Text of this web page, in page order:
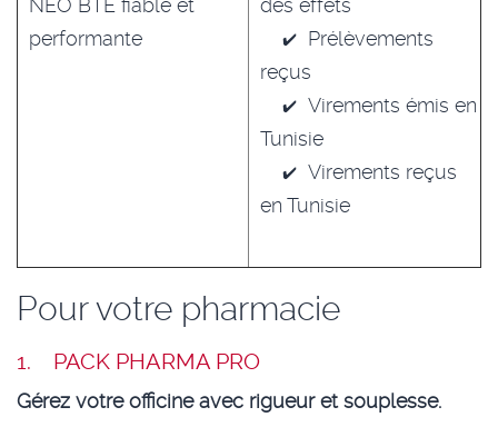
NEO BTE fiable et
performante
des effets
Prélèvements
reçus
Virements émis en
Tunisie
Virements reçus
en Tunisie
Pour votre pharmacie
1. PACK PHARMA PRO
Gérez votre officine avec rigueur et souplesse.